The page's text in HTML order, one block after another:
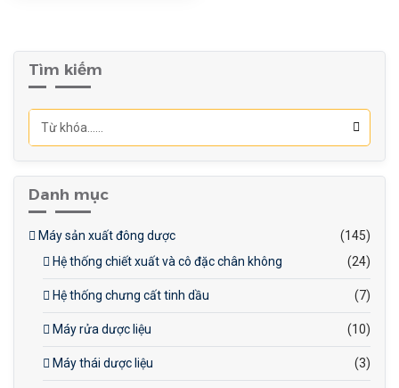
Tìm kiếm
Danh mục
Máy sản xuất đông dược
(145)
Hệ thống chiết xuất và cô đặc chân không
(24)
Hệ thống chưng cất tinh dầu (7)
Máy rửa dược liệu (10)
Máy thái dược liệu (3)